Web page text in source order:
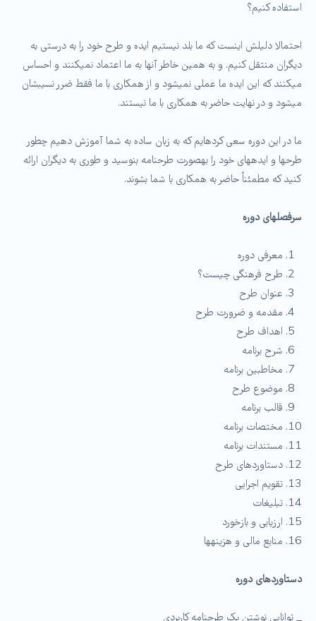
استفاده کنیم؟
احتمالا دلیلش اینست که ما بلد نیستیم ایده و طرح خود را به درستی به
دیگران منتقل کنیم. و به همین خاطر آنها به ما اعتماد نمی­کنند و احساس
می­کنند که این ایده ما عملی نمی­شود و از همکاری با ما فقط ضرر نسیب­شان
می­شود و در نهایت حاضر به همکاری با ما نیستند.
ما در این دوره سعی کرده­ایم که به زبان ساده به شما آموزش دهیم چطور
طرح­ها و ایده­های خود را به­صورت طرحنامه بنوسید و طوری به دیگران ارائه
کنید که مطمئناً حاضر به همکاری با شما بشوند.
سرفصل­های دوره
معرفی دوره
طرح فرهنگی چیست؟
عنوان طرح
مقدمه و ضرورت طرح
اهداف طرح
شرح برنامه
مخاطبین برنامه
موضوع طرح
قالب برنامه
مختصات برنامه
مستندات برنامه
دستاوردهای طرح
تقویم اجرایی
تبلیغات
ارزیابی و بازخورد
منابع مالی و هزینه­ها
دستاوردهای دوره